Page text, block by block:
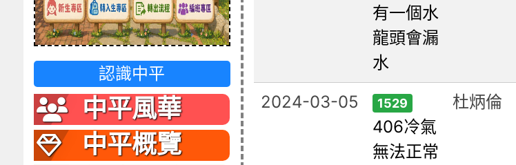
有一個水
龍頭會漏
水
2024-03-05 1529
406冷氣
無法正常
杜炳倫
認識中平
中平風華
中平概覽